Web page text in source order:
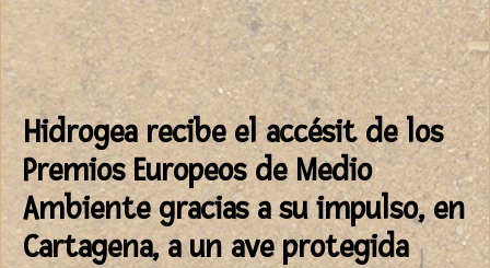
Hidrogea recibe el accésit de los
Premios Europeos de Medio
Ambiente gracias a su impulso, en
Cartagena, a un ave protegida